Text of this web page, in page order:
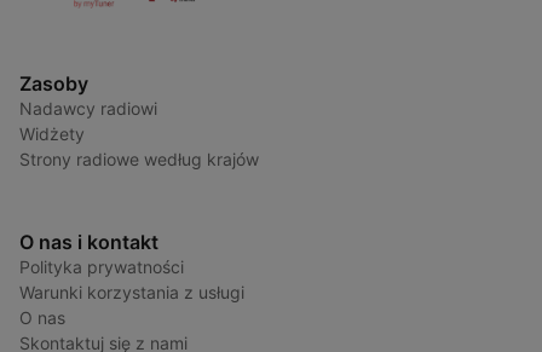
Zasoby
Nadawcy radiowi
Widżety
Strony radiowe według krajów
O nas i kontakt
Polityka prywatności
Warunki korzystania z usługi
O nas
Skontaktuj się z nami